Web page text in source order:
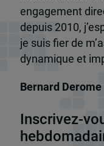
engagement
depuis 2010,
je suis fier de
dynamique et
Bernard Derome
Inscrivez-